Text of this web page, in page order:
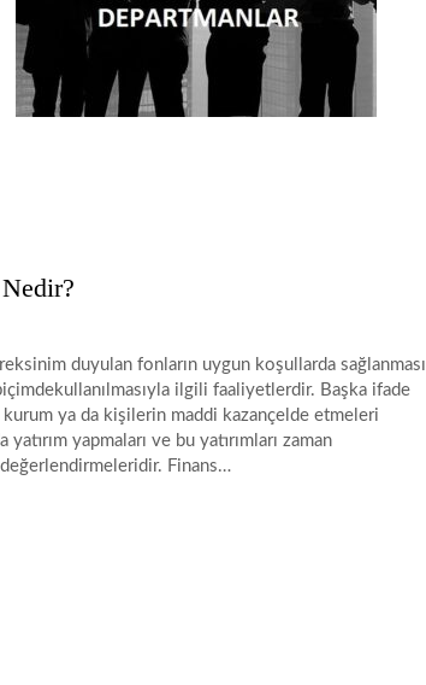
duyulan fonların uygun koşullarda sağlanması
ilgili faaliyetlerdir. Başka ifade
kurum ya da kişilerin maddi kazançelde etmeleri
yatırım yapmaları ve bu yatırımları zaman
Finans…